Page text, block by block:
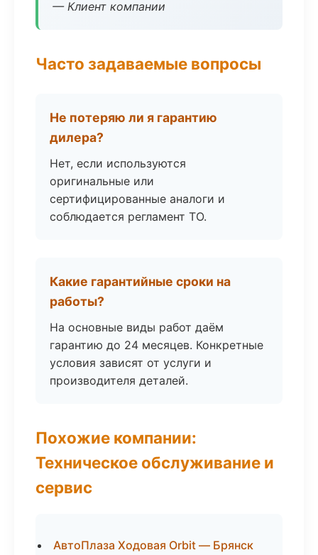
— Клиент компании
Часто задаваемые вопросы
Не потеряю ли я гарантию
дилера?
Нет, если используются
оригинальные или
сертифицированные аналоги и
соблюдается регламент ТО.
Какие гарантийные сроки на
работы?
На основные виды работ даём
гарантию до 24 месяцев. Конкретные
условия зависят от услуги и
производителя деталей.
Похожие компании:
Техническое обслуживание и
сервис
АвтоПлаза Ходовая Orbit — Брянск